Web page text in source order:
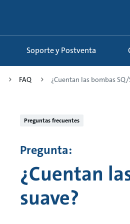
Soporte y Postventa
FAQ ¿Cuentan las bombas SQ/
Preguntas frecuentes
Pregunta:
¿Cuentan
suave?